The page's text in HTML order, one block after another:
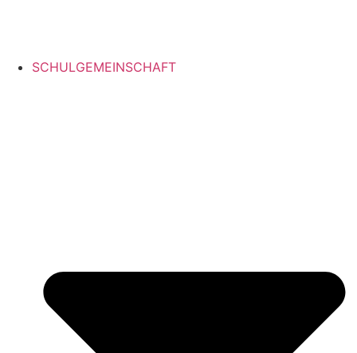
SCHULGEMEINSCHAFT